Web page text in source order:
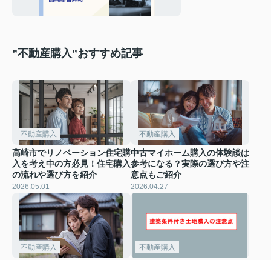
”不動産購入”おすすめ記事
不動産購入
高崎市でリノベーション住宅購
入を考え中の方必見！住宅購入
の流れや選び方を紹介
2026.05.01
不動産購入
中古マイホーム購入の体験談は
参考になる？実際の選び方や注
意点もご紹介
2026.04.27
不動産購入 不動産購入